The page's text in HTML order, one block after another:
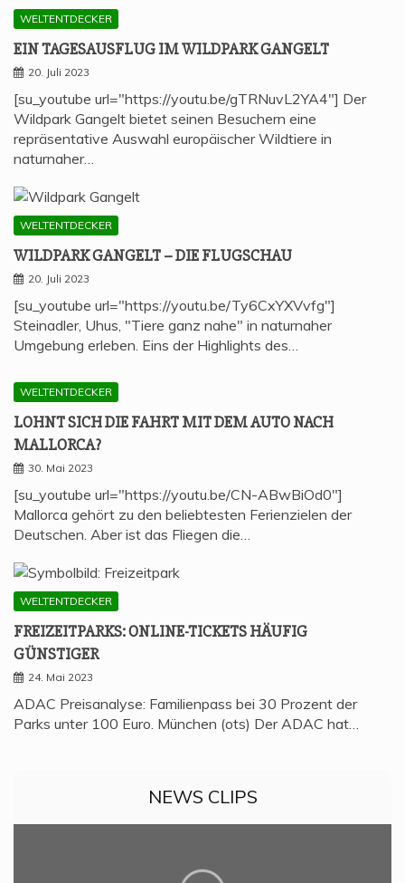
WELTENTDECKER
EIN TAGES­AUS­FLUG IM WILD­PARK GANGELT
20. Juli 2023
[su_youtube url="https://youtu.be/gTRNuvL2YA4"] Der
Wildpark Gangelt bietet seinen Besuchern eine
repräsentative Auswahl europäischer Wildtiere in
naturnaher…
WELTENTDECKER
WILD­PARK GAN­GELT – DIE FLUGSCHAU
20. Juli 2023
[su_youtube url="https://youtu.be/Ty6CxYXVvfg"]
Steinadler, Uhus, "Tiere ganz nahe" in naturnaher
Umgebung erleben. Eins der Highlights des…
WELTENTDECKER
LOHNT SICH DIE FAHRT MIT DEM AUTO NACH
MALLORCA?
30. Mai 2023
[su_youtube url="https://youtu.be/CN-ABwBiOd0"]
Mallorca gehört zu den beliebtesten Ferienzielen der
Deutschen. Aber ist das Fliegen die…
WELTENTDECKER
FREI­ZEIT­PARKS: ONLINE-TICKETS HÄU­FIG
GÜNSTIGER
24. Mai 2023
ADAC Preisanalyse: Familienpass bei 30 Prozent der
Parks unter 100 Euro. München (ots) Der ADAC hat…
NEWS CLIPS